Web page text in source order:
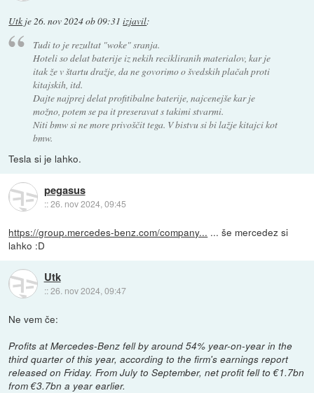
Utk je26. nov 2024 ob 09:31 izjavil:
Tudi to je rezultat "woke" sranja.
Hoteli so delat baterije iz nekih recikliranih materialov, kar je
itak že v štartu dražje, da ne govorimo o švedskih plačah proti
kitajskih, itd.
Dajte najprej delat profitibalne baterije, najcenejše kar je
možno, potem se pa it preseravat s takimi stvarmi.
Niti bmw si ne more privoščit tega. V bistvu si bi lažje kitajci kot
bmw.
Tesla si je lahko.
pegasus
::26. nov 2024, 09:45
https://group.mercedes-benz.com/company... ... še mercedez si
lahko :D
Utk
::26. nov 2024, 09:47
Ne vem če:
Profits at Mercedes-Benz fell by around 54% year-on-year in the
third quarter of this year, according to the firm's earnings report
released on Friday. From July to September, net profit fell to €1.7bn
from €3.7bn a year earlier.